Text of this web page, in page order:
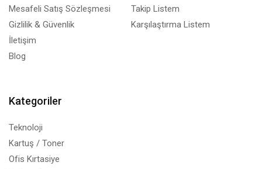
Mesafeli Satış Sözleşmesi
Gizlilik & Güvenlik
İletişim
Blog
Takip Listem
Karşılaştırma Listem
Kategoriler
Teknoloji
Kartuş / Toner
Ofis Kırtasiye